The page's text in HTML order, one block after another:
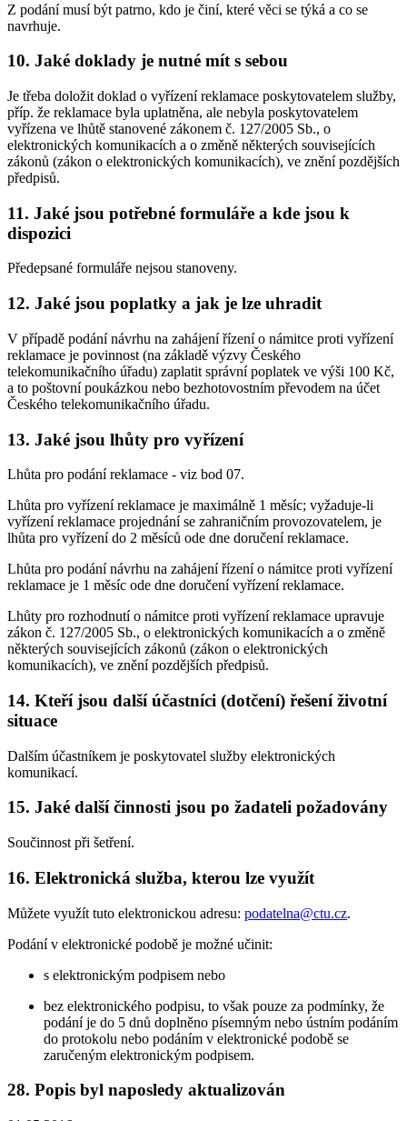
Z podání musí být patrno, kdo je činí, které věci se týká a co se
navrhuje.
10. Jaké doklady je nutné mít s sebou
Je třeba doložit doklad o vyřízení reklamace poskytovatelem služby,
příp. že reklamace byla uplatněna, ale nebyla poskytovatelem
vyřízena ve lhůtě stanovené zákonem č. 127/2005 Sb., o
elektronických komunikacích a o změně některých souvisejících
zákonů (zákon o elektronických komunikacích), ve znění pozdějších
předpisů.
11. Jaké jsou potřebné formuláře a kde jsou k
dispozici
Předepsané formuláře nejsou stanoveny.
12. Jaké jsou poplatky a jak je lze uhradit
V případě podání návrhu na zahájení řízení o námitce proti vyřízení
reklamace je povinnost (na základě výzvy Českého
telekomunikačního úřadu) zaplatit správní poplatek ve výši 100 Kč,
a to poštovní poukázkou nebo bezhotovostním převodem na účet
Českého telekomunikačního úřadu.
13. Jaké jsou lhůty pro vyřízení
Lhůta pro podání reklamace - viz bod 07.
Lhůta pro vyřízení reklamace je maximálně 1 měsíc; vyžaduje-li
vyřízení reklamace projednání se zahraničním provozovatelem, je
lhůta pro vyřízení do 2 měsíců ode dne doručení reklamace.
Lhůta pro podání návrhu na zahájení řízení o námitce proti vyřízení
reklamace je 1 měsíc ode dne doručení vyřízení reklamace.
Lhůty pro rozhodnutí o námitce proti vyřízení reklamace upravuje
zákon č. 127/2005 Sb., o elektronických komunikacích a o změně
některých souvisejících zákonů (zákon o elektronických
komunikacích), ve znění pozdějších předpisů.
14. Kteří jsou další účastníci (dotčení) řešení životní
situace
Dalším účastníkem je poskytovatel služby elektronických
komunikací.
15. Jaké další činnosti jsou po žadateli požadovány
Součinnost při šetření.
16. Elektronická služba, kterou lze využít
Můžete využít tuto elektronickou adresu: podatelna@ctu.cz.
Podání v elektronické podobě je možné učinit:
s elektronickým podpisem nebo
bez elektronického podpisu, to však pouze za podmínky, že
podání je do 5 dnů doplněno písemným nebo ústním podáním
do protokolu nebo podáním v elektronické podobě se
zaručeným elektronickým podpisem.
28. Popis byl naposledy aktualizován